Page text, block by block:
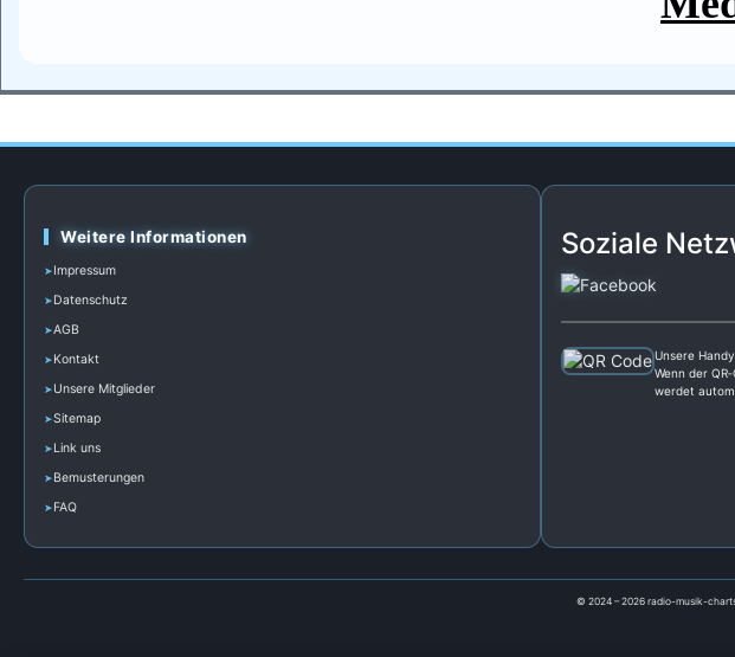
Weitere Informationen
Impressum
Datenschutz
AGB
Kontakt
Unsere Mitglieder
Sitemap
Link uns
Bemusterungen
FAQ
Soziale
Unsere
Wenn der
werdet
© 2024 – 2026 radio-musik-